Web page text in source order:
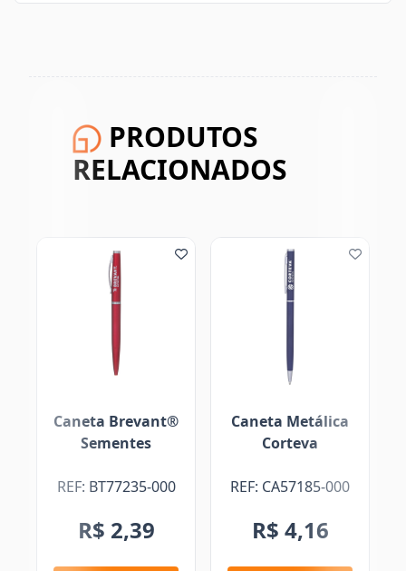
PRODUTOS
RELACIONADOS
Caneta Brevant®
Sementes
REF: BT77235-000
R$ 2,39
Caneta Metálica
Corteva
REF: CA57185-000
R$ 4,16